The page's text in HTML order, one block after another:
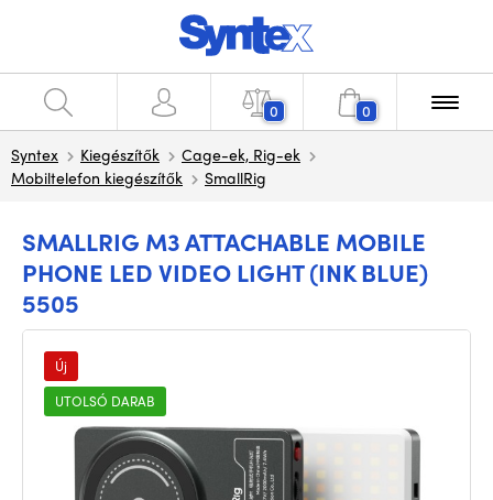
0 0
Syntex Kiegészítők
Cage-ek, Rig-ek
Mobiltelefon kiegészítők
SmallRig
SMALLRIG M3 ATTACHABLE MOBILE
PHONE LED VIDEO LIGHT (INK BLUE)
5505
Új
UTOLSÓ DARAB